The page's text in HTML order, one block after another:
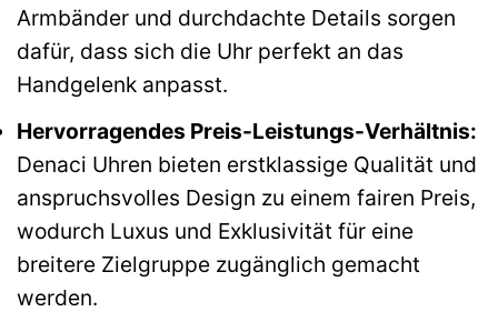
Armbänder und durchdachte Details sorgen
dafür, dass sich die Uhr perfekt an das
Handgelenk anpasst.
Hervorragendes Preis-Leistungs-Verhältnis:
Denaci Uhren bieten erstklassige Qualität und
anspruchsvolles Design zu einem fairen Preis,
wodurch Luxus und Exklusivität für eine
breitere Zielgruppe zugänglich gemacht
werden.